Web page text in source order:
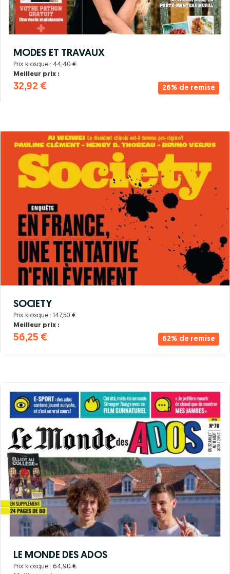
26% de remise
MODES ET TRAVAUX
Prix kiosque : 44,40 €
Meilleur prix :
32,92 €
62% de remise
SOCIETY
Prix kiosque : 147,50 €
Meilleur prix :
56,25 €
LE MONDE DES ADOS
Prix kiosque : 64,90 €